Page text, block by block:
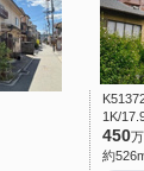
1K/
450
約